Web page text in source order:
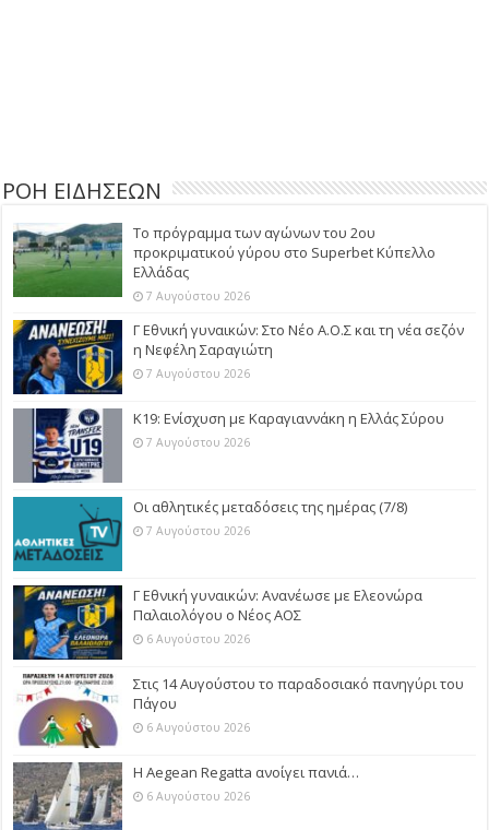
ΡΟΗ ΕΙΔΗΣΕΩΝ
Το πρόγραμμα των αγώνων του 2ου
προκριματικού γύρου στο Superbet Κύπελλο
Ελλάδας
7 Αυγούστου 2026
Γ Εθνική γυναικών: Στο Νέο Α.Ο.Σ και τη νέα σεζόν
η Νεφέλη Σαραγιώτη
7 Αυγούστου 2026
Κ19: Ενίσχυση με Καραγιαννάκη η Ελλάς Σύρου
7 Αυγούστου 2026
Οι αθλητικές μεταδόσεις της ημέρας (7/8)
7 Αυγούστου 2026
Γ Εθνική γυναικών: Ανανέωσε με Ελεονώρα
Παλαιολόγου ο Νέος ΑΟΣ
6 Αυγούστου 2026
Στις 14 Αυγούστου το παραδοσιακό πανηγύρι του
Πάγου
6 Αυγούστου 2026
Η Aegean Regatta ανοίγει πανιά…
6 Αυγούστου 2026